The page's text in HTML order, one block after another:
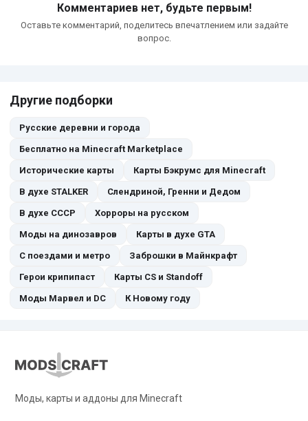
Комментариев нет, будьте первым!
Оставьте комментарий, поделитесь впечатлением или задайте
вопрос.
Другие подборки
Русские деревни и города
Бесплатно на Minecraft Marketplace
Исторические карты Карты Бэкрумс для Minecraft
В духе STALKER Слендриной, Гренни и Дедом
В духе СССР Хорроры на русском
Моды на динозавров Карты в духе GTA
С поездами и метро Заброшки в Майнкрафт
Герои крипипаст Карты CS и Standoff
Моды Марвел и DC К Новому году
Моды, карты и аддоны для Minecraft